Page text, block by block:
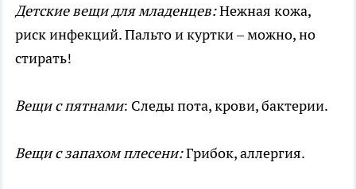
Детские вещи для младенцев:Нежная кожа,
риск инфекций. Пальто и куртки – можно, но
стирать!
Вещи с пятнами: Следы пота, крови, бактерии.
Вещи с запахом плесени:Грибок, аллергия.